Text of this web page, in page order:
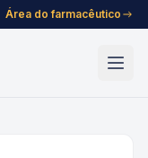
Área do farmacêutico